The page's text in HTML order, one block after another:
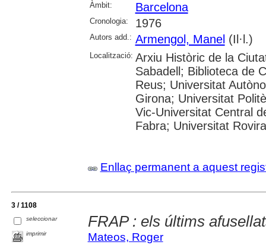
Àmbit:
Barcelona
Cronologia: 1976
Autors add.: Armengol, Manel (Il·l.)
Localització: Arxiu Històric de la
Sabadell; Biblioteca de
Reus; Universitat
Girona; Universitat
Vic-Universitat Central
Fabra; Universitat
Enllaç permanent a aquest
3 / 1108
seleccionar
imprimir
FRAP : els últims
Mateos, Roger